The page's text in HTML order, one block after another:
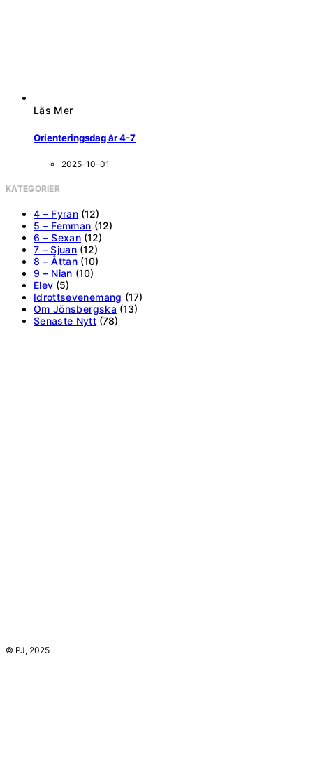
Läs Mer
Orienteringsdag år 4-7
2025-10-01
KATEGORIER
4 – Fyran (12)
5 – Femman (12)
6 – Sexan (12)
7 – Sjuan (12)
8 – Åttan (10)
9 – Nian (10)
Elev (5)
Idrottsevenemang (17)
Om Jönsbergska (13)
Senaste Nytt (78)
© PJ, 2025